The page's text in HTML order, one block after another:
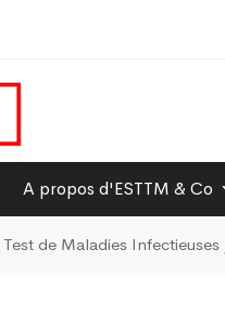
A propos d'ESTTM & Co
Test de Maladies Infectieuses